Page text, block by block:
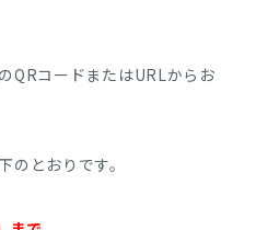
QRコードまたはURLからお
のとおりです。